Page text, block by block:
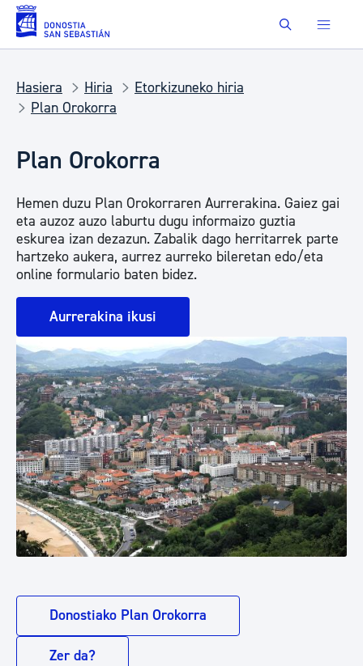
Eduki nagusira joan Buscar
Hasiera Hiria
Etorkizuneko hiria
Plan Orokorra
Plan Orokorra
Hemen duzu Plan Orokorraren Aurrerakina. Gaiez gai
eta auzoz auzo laburtu dugu informaizo guztia
eskurea izan dezazun. Zabalik dago herritarrek parte
hartzeko aukera, aurrez aurreko bileretan edo/eta
online formulario baten bidez.
Aurrerakina ikusi
Donostiako Plan Orokorra
Zer da?